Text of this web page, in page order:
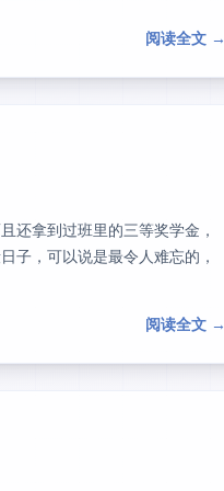
阅读全文 →
还拿到过班里的三等奖学金，
子，可以说是最令人难忘的，
阅读全文 →